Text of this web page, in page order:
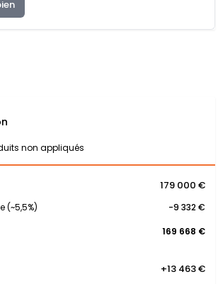
non appliqués
179 000 €
(~5,5%)
-9 332 €
169 668 €
+13 463 €